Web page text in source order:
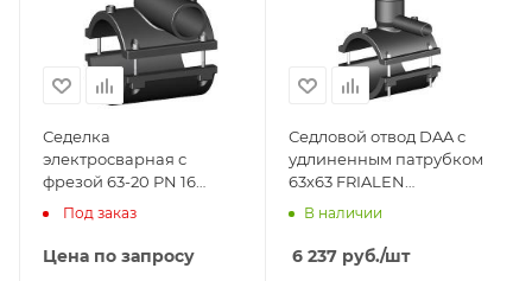
Седелка
электросварная с
фрезой 63-20 PN 16
TAPPING TEE WITHOUT
VALVE-360' BORFIT
(Турция)
Под заказ
Цена по запросу
Седловой отвод DAA с
удлиненным патрубком
63х63 FRIALEN
(Германия)
В наличии
6 237 руб./шт